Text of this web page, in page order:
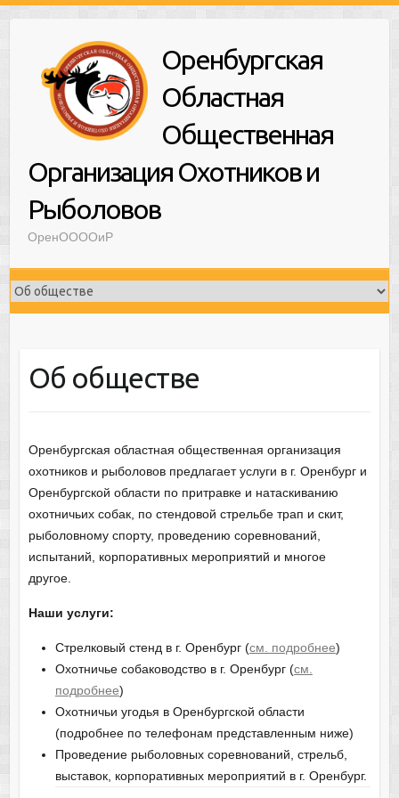
Оренбургская
Областная
Общественная
Организация Охотников и
Рыболовов
ОренООООиР
Об обществе
Оренбургская областная общественная организация
охотников и рыболовов предлагает услуги в г. Оренбург и
Оренбургской области по притравке и натаскиванию
охотничьих собак, по стендовой стрельбе трап и скит,
рыболовному спорту, проведению соревнований,
испытаний, корпоративных мероприятий и многое
другое.
Наши услуги:
Стрелковый стенд в г. Оренбург (см. подробнее)
Охотничье собаководство в г. Оренбург (см.
подробнее)
Охотничьи угодья в Оренбургской области
(подробнее по телефонам представленным ниже)
Проведение рыболовных соревнований, стрельб,
выставок, корпоративных мероприятий в г. Оренбург.